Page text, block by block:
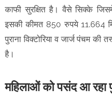
काफी सुरक्षित है। वैसे सिक्के
इसकी कीमत 850 रुपये 11.664
पुराना विक्टोरिया व जार्ज पंचम
है।
महिलाओं को पसंद आ रहा